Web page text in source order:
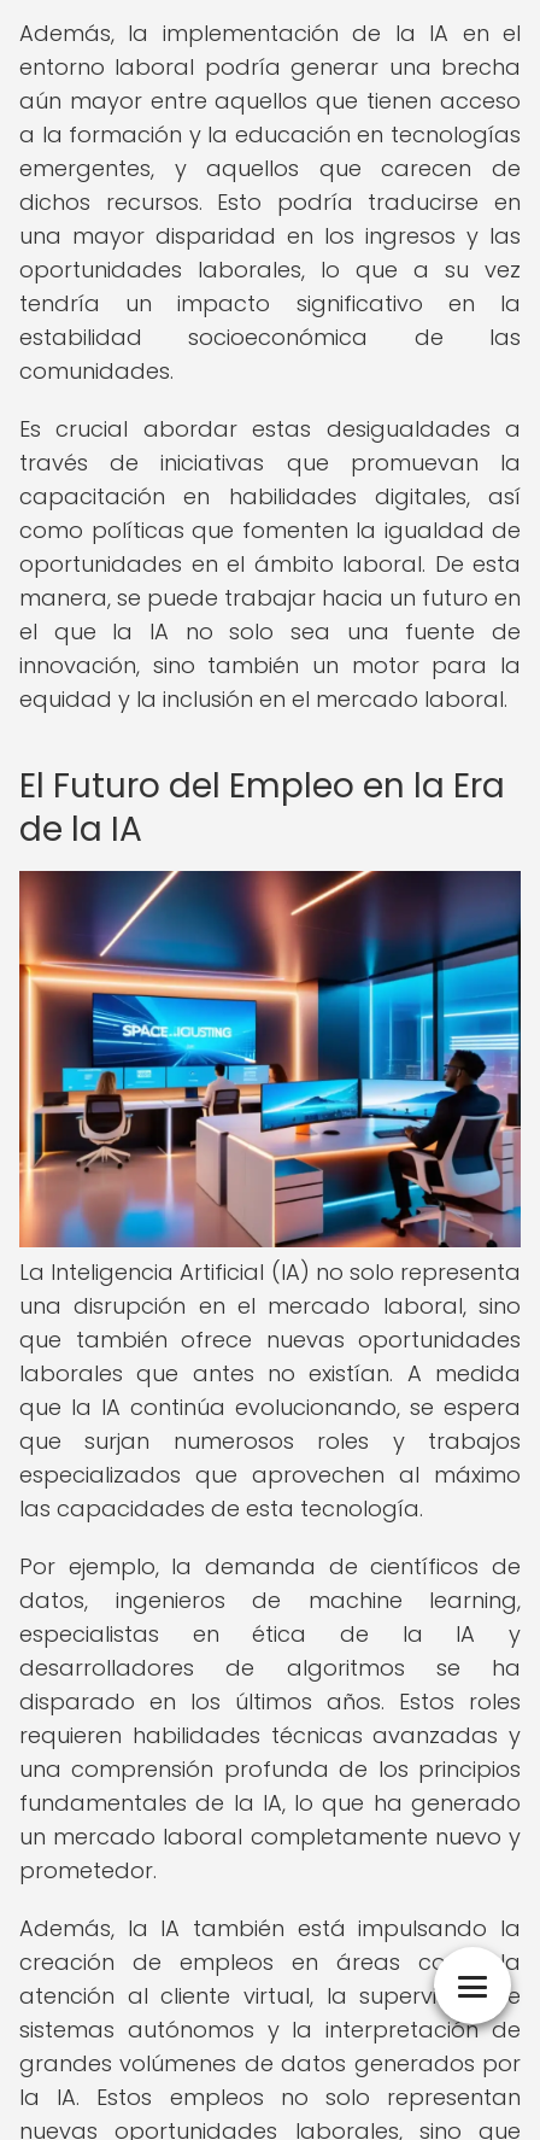
Además, la implementación de la IA en el
entorno laboral podría generar una brecha
aún mayor entre aquellos que tienen acceso
a la formación y la educación en tecnologías
emergentes, y aquellos que carecen de
dichos recursos. Esto podría traducirse en
una mayor disparidad en los ingresos y las
oportunidades laborales, lo que a su vez
tendría un impacto significativo en la
estabilidad socioeconómica de las
comunidades.
Es crucial abordar estas desigualdades a
través de iniciativas que promuevan la
capacitación en habilidades digitales, así
como políticas que fomenten la igualdad de
oportunidades en el ámbito laboral. De esta
manera, se puede trabajar hacia un futuro en
el que la IA no solo sea una fuente de
innovación, sino también un motor para la
equidad y la inclusión en el mercado laboral.
El Futuro del Empleo en la Era
de la IA
La Inteligencia Artificial (IA) no solo representa
una disrupción en el mercado laboral, sino
que también ofrece nuevas oportunidades
laborales que antes no existían. A medida
que la IA continúa evolucionando, se espera
que surjan numerosos roles y trabajos
especializados que aprovechen al máximo
las capacidades de esta tecnología.
Por ejemplo, la demanda de científicos de
datos, ingenieros de machine learning,
especialistas en ética de la IA y
desarrolladores de algoritmos se ha
disparado en los últimos años. Estos roles
requieren habilidades técnicas avanzadas y
una comprensión profunda de los principios
fundamentales de la IA, lo que ha generado
un mercado laboral completamente nuevo y
prometedor.
Además, la IA también está impulsando la
creación de empleos en áreas como la
atención al cliente virtual, la supervisión de
sistemas autónomos y la interpretación de
grandes volúmenes de datos generados por
la IA. Estos empleos no solo representan
nuevas oportunidades laborales, sino que